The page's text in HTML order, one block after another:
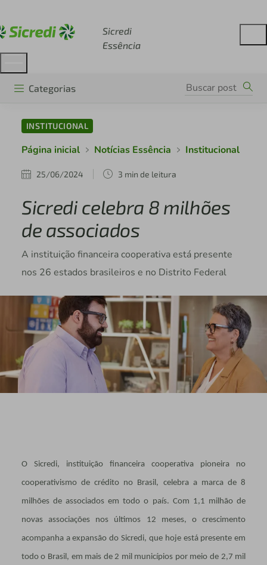
Sicredi
Essência
Categorias
INSTITUCIONAL
Página inicial Notícias Essência Institucional
25/06/2024 3 min de leitura
Sicredi celebra 8 milhões
de associados
A instituição financeira cooperativa está presente
nos 26 estados brasileiros e no Distrito Federal
O Sicredi, instituição financeira cooperativa pioneira no
cooperativismo de crédito no Brasil, celebra a marca de 8
milhões de associados em todo o país. Com 1,1 milhão de
novas associações nos últimos 12 meses, o crescimento
acompanha a expansão do Sicredi, que hoje está presente em
todo o Brasil, em mais de 2 mil municípios por meio de 2,7 mil